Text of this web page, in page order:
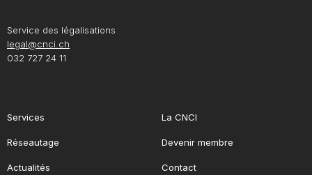
Service des légalisations
legal@cnci.ch
032 727 24 11
Services
Réseautage
Actualités
La CNCI
Devenir membre
Contact